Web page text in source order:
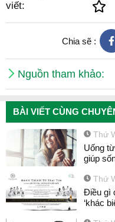
viết:
Chia sẽ :
Nguồn tham khảo:
BÀI VIẾT CÙNG
Thứ
Uống
giúp
Thứ
Điều gì
‘khác